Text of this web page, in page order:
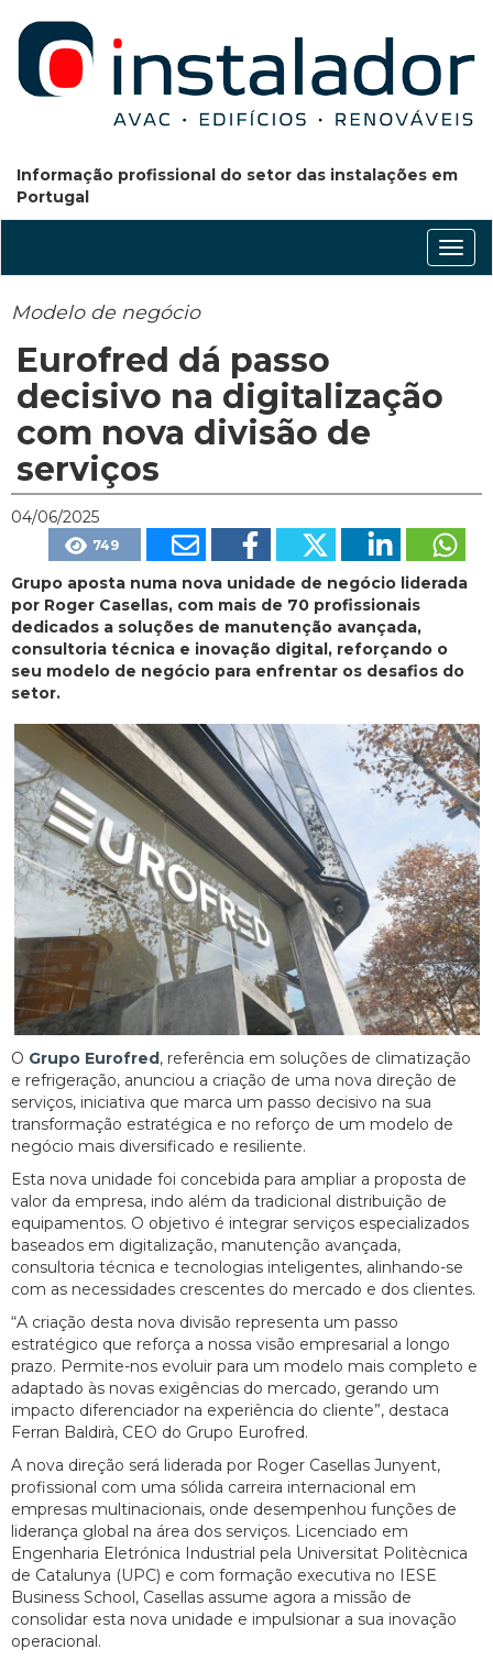
Informação profissional do setor das instalações em
Portugal
Modelo de negócio
Eurofred dá passo
decisivo na digitalização
com nova divisão de
serviços
04/06/2025
749
Grupo aposta numa nova unidade de negócio liderada
por Roger Casellas, com mais de 70 profissionais
dedicados a soluções de manutenção avançada,
consultoria técnica e inovação digital, reforçando o
seu modelo de negócio para enfrentar os desafios do
setor.
O Grupo Eurofred, referência em soluções de climatização
e refrigeração, anunciou a criação de uma nova direção de
serviços, iniciativa que marca um passo decisivo na sua
transformação estratégica e no reforço de um modelo de
negócio mais diversificado e resiliente.
Esta nova unidade foi concebida para ampliar a proposta de
valor da empresa, indo além da tradicional distribuição de
equipamentos. O objetivo é integrar serviços especializados
baseados em digitalização, manutenção avançada,
consultoria técnica e tecnologias inteligentes, alinhando-se
com as necessidades crescentes do mercado e dos clientes.
“A criação desta nova divisão representa um passo
estratégico que reforça a nossa visão empresarial a longo
prazo. Permite-nos evoluir para um modelo mais completo e
adaptado às novas exigências do mercado, gerando um
impacto diferenciador na experiência do cliente”, destaca
Ferran Baldirà, CEO do Grupo Eurofred.
A nova direção será liderada por Roger Casellas Junyent,
profissional com uma sólida carreira internacional em
empresas multinacionais, onde desempenhou funções de
liderança global na área dos serviços. Licenciado em
Engenharia Eletrónica Industrial pela Universitat Politècnica
de Catalunya (UPC) e com formação executiva no IESE
Business School, Casellas assume agora a missão de
consolidar esta nova unidade e impulsionar a sua inovação
operacional.